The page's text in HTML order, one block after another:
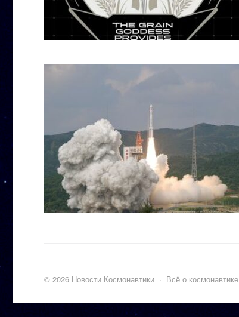
© 2026 Новости Космонавтики · Всё о космонавтике